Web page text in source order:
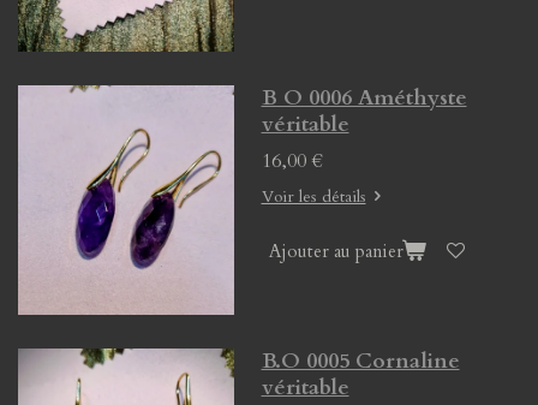
B O 0006 Améthyste
véritable
16,00 €
Voir les détails
Ajouter au panier
B.O 0005 Cornaline
véritable